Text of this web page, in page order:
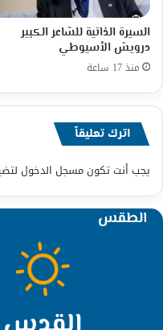
السيرة الذاتية للشاعر الكبير
درويش الأسيوطي
منذ 17 ساعة
اترك تعليقاً
يجب أنت تكونمسجل الدخول
الطقس